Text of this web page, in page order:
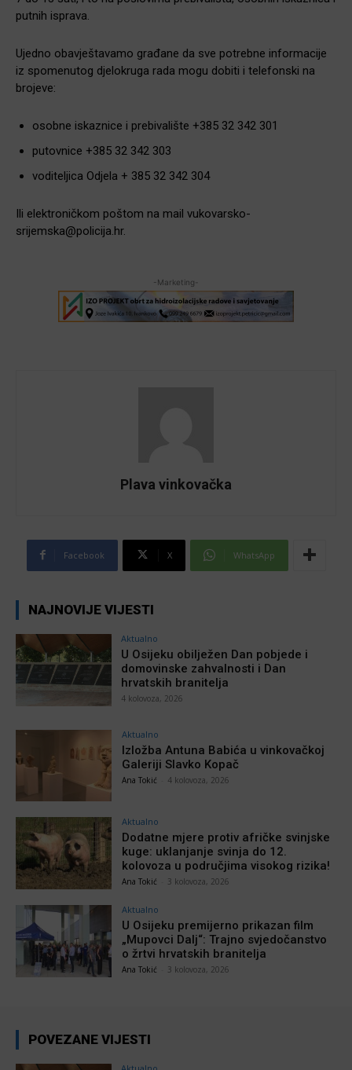
putnih isprava.
Ujedno obavještavamo građane da sve potrebne informacije
iz spomenutog djelokruga rada mogu dobiti i telefonski na
brojeve:
osobne iskaznice i prebivalište +385 32 342 301
putovnice +385 32 342 303
voditeljica Odjela + 385 32 342 304
Ili elektroničkom poštom na mail vukovarsko-
srijemska@policija.hr.
-Marketing-
Plava vinkovačka
Facebook X WhatsApp
NAJNOVIJE VIJESTI
Aktualno
U Osijeku obilježen Dan pobjede i
domovinske zahvalnosti i Dan
hrvatskih branitelja
4 kolovoza, 2026
Aktualno
Izložba Antuna Babića u vinkovačkoj
Galeriji Slavko Kopač
Ana Tokić 4 kolovoza, 2026
Aktualno
Dodatne mjere protiv afričke svinjske
kuge: uklanjanje svinja do 12.
kolovoza u područjima visokog rizika!
Ana Tokić 3 kolovoza, 2026
Aktualno
U Osijeku premijerno prikazan film
„Mupovci Dalj“: Trajno svjedočanstvo
o žrtvi hrvatskih branitelja
Ana Tokić 3 kolovoza, 2026
POVEZANE VIJESTI